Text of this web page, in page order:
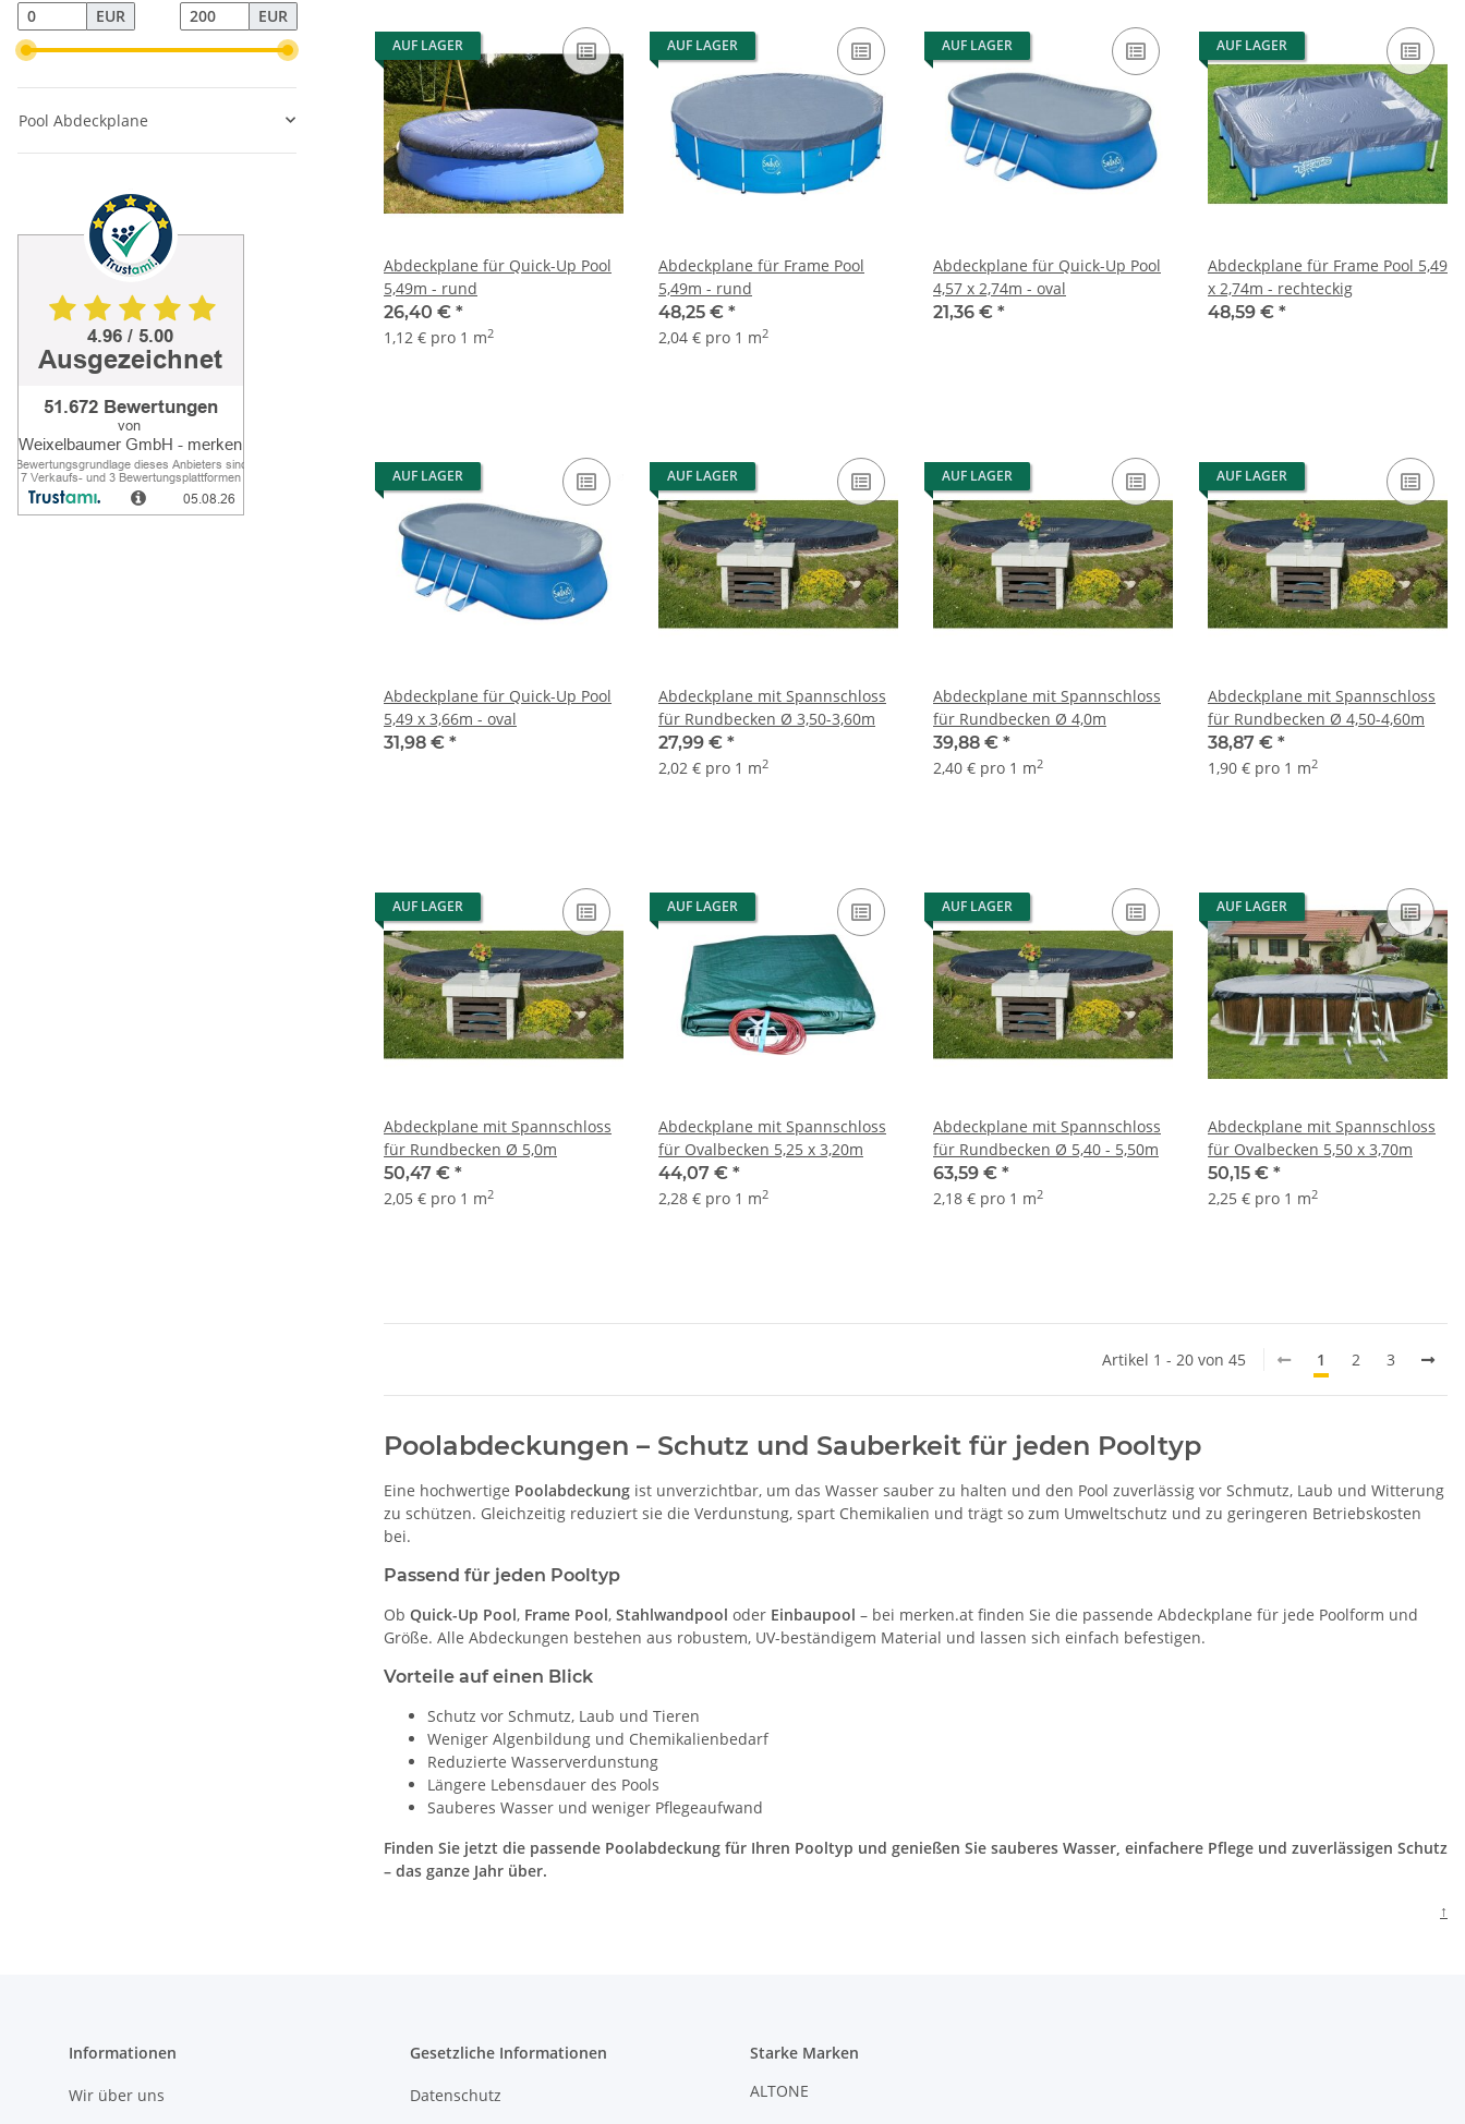
AUF LAGER
Abdeckplane für Quick-Up Pool
5,49m - rund
26,40 € *
1,12 € pro 1 m2
AUF LAGER
Abdeckplane für Frame Pool
5,49m - rund
48,25 € *
2,04 € pro 1 m2
AUF LAGER
Abdeckplane für Quick-Up Pool
4,57 x 2,74m - oval
21,36 € *
AUF LAGER
Abdeckplane für Frame Pool 5,49
x 2,74m - rechteckig
48,59 € *
AUF LAGER
Abdeckplane für Quick-Up Pool
5,49 x 3,66m - oval
31,98 € *
AUF LAGER
Abdeckplane mit Spannschloss
für Rundbecken Ø 3,50-3,60m
27,99 € *
2,02 € pro 1 m2
AUF LAGER
Abdeckplane mit Spannschloss
für Rundbecken Ø 4,0m
39,88 € *
2,40 € pro 1 m2
AUF LAGER
Abdeckplane mit Spannschloss
für Rundbecken Ø 4,50-4,60m
38,87 € *
1,90 € pro 1 m2
AUF LAGER
Abdeckplane mit Spannschloss
für Rundbecken Ø 5,0m
50,47 € *
2,05 € pro 1 m2
AUF LAGER
Abdeckplane mit Spannschloss
für Ovalbecken 5,25 x 3,20m
44,07 € *
2,28 € pro 1 m2
AUF LAGER
Abdeckplane mit Spannschloss
für Rundbecken Ø 5,40 - 5,50m
63,59 € *
2,18 € pro 1 m2
AUF LAGER
Abdeckplane mit Spannschloss
für Ovalbecken 5,50 x 3,70m
50,15 € *
2,25 € pro 1 m2
Artikel 1 - 20 von 45 1 2 3
Poolabdeckungen – Schutz und Sauberkeit für jeden Pooltyp
Eine hochwertige Poolabdeckung ist unverzichtbar, um das Wasser sauber zu halten und den Pool zuverlässig vor Schmutz, Laub und Witterung
zu schützen. Gleichzeitig reduziert sie die Verdunstung, spart Chemikalien und trägt so zum Umweltschutz und zu geringeren Betriebskosten
bei.
Passend für jeden Pooltyp
Ob Quick-Up Pool, Frame Pool, Stahlwandpool oder Einbaupool – bei merken.at finden Sie die passende Abdeckplane für jede Poolform und
Größe. Alle Abdeckungen bestehen aus robustem, UV-beständigem Material und lassen sich einfach befestigen.
Vorteile auf einen Blick
Schutz vor Schmutz, Laub und Tieren
Weniger Algenbildung und Chemikalienbedarf
Reduzierte Wasserverdunstung
Längere Lebensdauer des Pools
Sauberes Wasser und weniger Pflegeaufwand
Finden Sie jetzt die passende Poolabdeckung für Ihren Pooltyp und genießen Sie sauberes Wasser, einfachere Pflege und zuverlässigen Schutz
– das ganze Jahr über.
↑
EUR
EUR
Pool Abdeckplane
Informationen
Wir über uns
Gesetzliche Informationen
Datenschutz
Starke Marken
ALTONE